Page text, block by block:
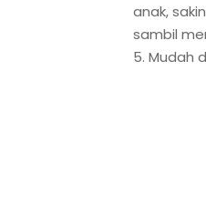
anak,
sambil
5. Mudah